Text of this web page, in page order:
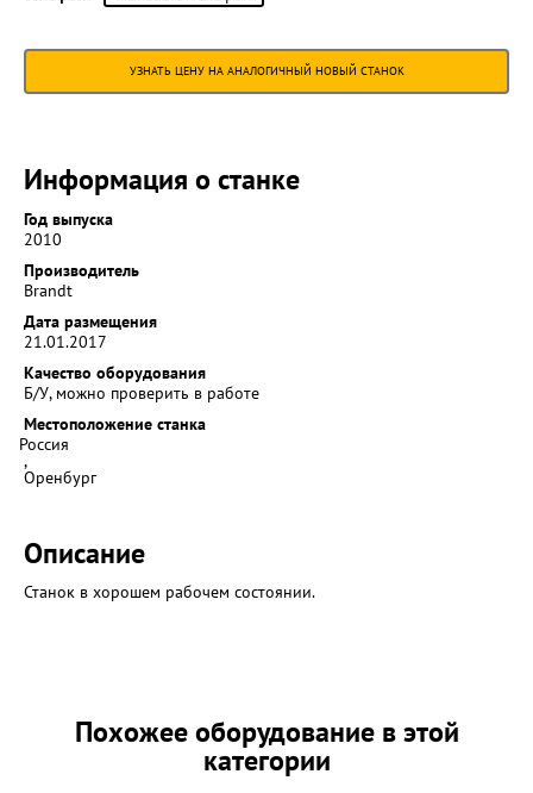
УЗНАТЬ ЦЕНУ НА АНАЛОГИЧНЫЙ НОВЫЙ СТАНОК
Информация о станке
Год выпуска
2010
Производитель
Brandt
Дата размещения
21.01.2017
Качество оборудования
Б/У, можно проверить в работе
Местоположение станка
Россия
,
Оренбург
Описание
Станок в хорошем рабочем состоянии.
Похожее оборудование в этой
категории